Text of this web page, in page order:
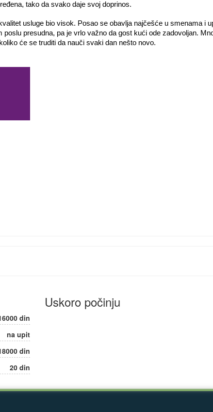
tako da svako daje svoj doprinos.
usluge bio visok. Posao se obavlja najčešće u smenama i
presudna, pa je vrlo važno da gost kući ode zadovoljan.
će se truditi da nauči svaki dan nešto novo.
din
na upit
din
20 din
Uskoro počinju